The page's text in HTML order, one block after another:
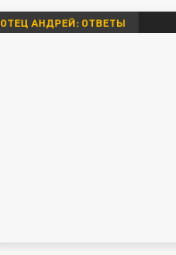
ОТЕЦ АНДРЕЙ: ОТВЕТЫ